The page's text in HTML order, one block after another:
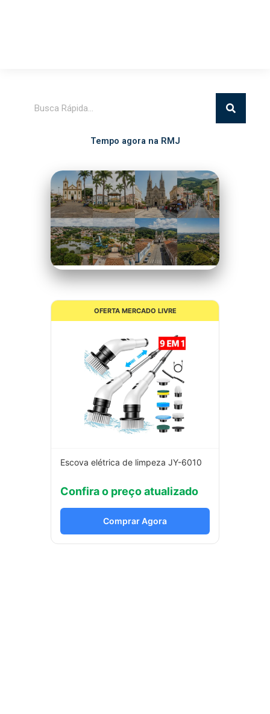
Tempo agora na RMJ
Itatiba
18°C
Nublado
OFERTA MERCADO LIVRE
Escova elétrica de limpeza JY-6010
Confira o preço atualizado
Comprar Agora